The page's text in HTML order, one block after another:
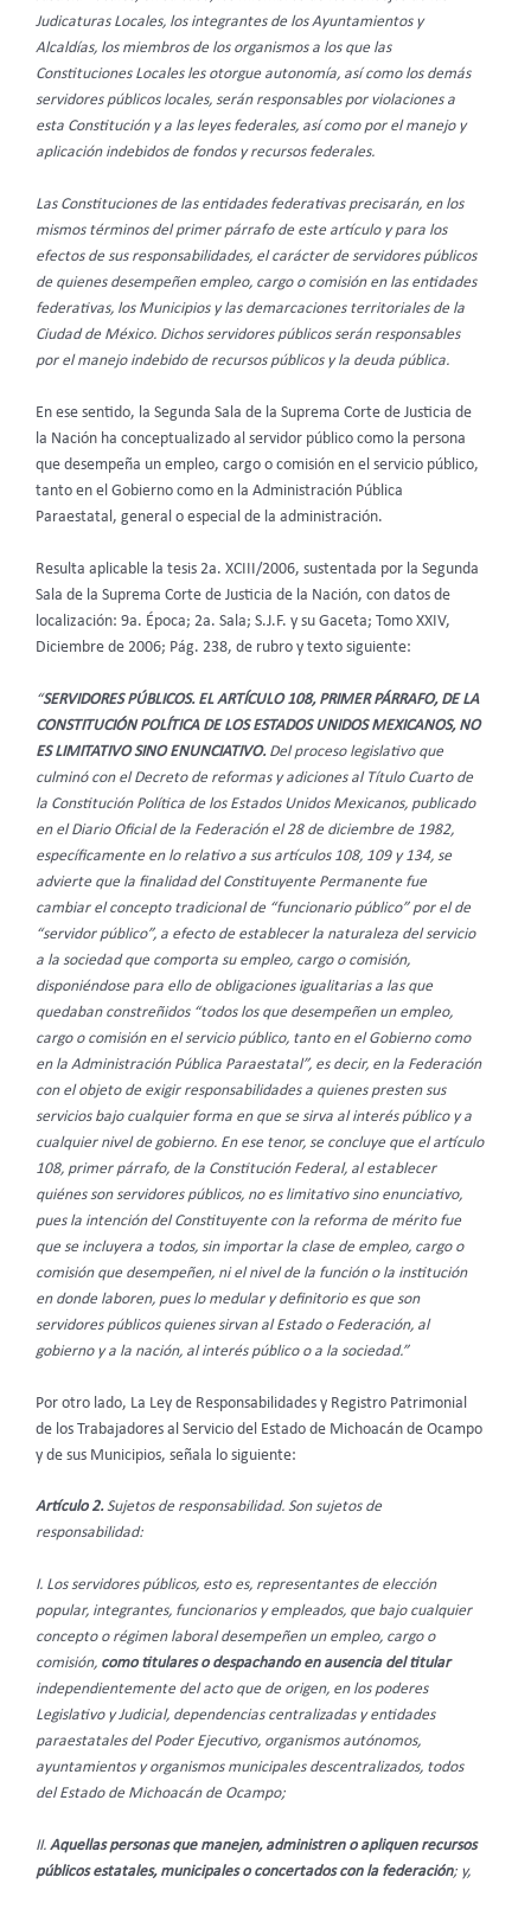
Judicaturas Locales, los integrantes de los Ayuntamientos y
Alcaldías, los miembros de los organismos a los que las
Constituciones Locales les otorgue autonomía, así como los demás
servidores públicos locales, serán responsables por violaciones a
esta Constitución y a las leyes federales, así como por el manejo y
aplicación indebidos de fondos y recursos federales.
Las Constituciones de las entidades federativas precisarán, en los
mismos términos del primer párrafo de este artículo y para los
efectos de sus responsabilidades, el carácter de servidores públicos
de quienes desempeñen empleo, cargo o comisión en las entidades
federativas, los Municipios y las demarcaciones territoriales de la
Ciudad de México. Dichos servidores públicos serán responsables
por el manejo indebido de recursos públicos y la deuda pública.
En ese sentido, la Segunda Sala de la Suprema Corte de Justicia de
la Nación ha conceptualizado al servidor público como la persona
que desempeña un empleo, cargo o comisión en el servicio público,
tanto en el Gobierno como en la Administración Pública
Paraestatal, general o especial de la administración.
Resulta aplicable la tesis 2a. XCIII/2006, sustentada por la Segunda
Sala de la Suprema Corte de Justicia de la Nación, con datos de
localización: 9a. Época; 2a. Sala; S.J.F. y su Gaceta; Tomo XXIV,
Diciembre de 2006; Pág. 238, de rubro y texto siguiente:
“SERVIDORES PÚBLICOS. EL ARTÍCULO 108, PRIMER PÁRRAFO, DE LA
CONSTITUCIÓN POLÍTICA DE LOS ESTADOS UNIDOS MEXICANOS, NO
ES LIMITATIVO SINO ENUNCIATIVO.Del proceso legislativo que
culminó con el Decreto de reformas y adiciones al Título Cuarto de
la Constitución Política de los Estados Unidos Mexicanos, publicado
en el Diario Oficial de la Federación el 28 de diciembre de 1982,
específicamente en lo relativo a sus artículos 108, 109 y 134, se
advierte que la finalidad del Constituyente Permanente fue
cambiar el concepto tradicional de “funcionario público” por el de
“servidor público”, a efecto de establecer la naturaleza del servicio
a la sociedad que comporta su empleo, cargo o comisión,
disponiéndose para ello de obligaciones igualitarias a las que
quedaban constreñidos “todos los que desempeñen un empleo,
cargo o comisión en el servicio público, tanto en el Gobierno como
en la Administración Pública Paraestatal”, es decir, en la Federación
con el objeto de exigir responsabilidades a quienes presten sus
servicios bajo cualquier forma en que se sirva al interés público y a
cualquier nivel de gobierno. En ese tenor, se concluye que el artículo
108, primer párrafo, de la Constitución Federal, al establecer
quiénes son servidores públicos, no es limitativo sino enunciativo,
pues la intención del Constituyente con la reforma de mérito fue
que se incluyera a todos, sin importar la clase de empleo, cargo o
comisión que desempeñen, ni el nivel de la función o la institución
en donde laboren, pues lo medular y definitorio es que son
servidores públicos quienes sirvan al Estado o Federación, al
gobierno y a la nación, al interés público o a la sociedad.”
Por otro lado, La Ley de Responsabilidades y Registro Patrimonial
de los Trabajadores al Servicio del Estado de Michoacán de Ocampo
y de sus Municipios, señala lo siguiente:
Artículo 2.Sujetos de responsabilidad. Son sujetos de
responsabilidad:
I. Los servidores públicos, esto es, representantes de elección
popular, integrantes, funcionarios y empleados, que bajo cualquier
concepto o régimen laboral desempeñen un empleo, cargo o
comisión, como titulares o despachando en ausencia del titular
independientemente del acto que de origen, en los poderes
Legislativo y Judicial, dependencias centralizadas y entidades
paraestatales del Poder Ejecutivo, organismos autónomos,
ayuntamientos y organismos municipales descentralizados, todos
del Estado de Michoacán de Ocampo;
II. Aquellas personas que manejen, administren o apliquen recursos
públicos estatales, municipales o concertados con la federación; y,